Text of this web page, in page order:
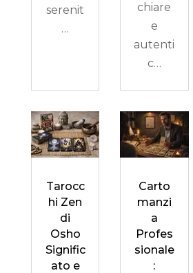
serenit
…
chiare
e
autenti
c…
Tarocc
hi Zen
di
Osho
Signific
ato e
Carto
manzi
a
Profes
sionale
: